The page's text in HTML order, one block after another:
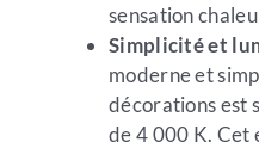
sensation
Simplicité et
moderne et
décorations est
de 4 000 K. Cet